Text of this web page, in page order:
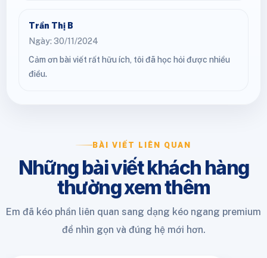
Trần Thị B
Ngày: 30/11/2024
Cảm ơn bài viết rất hữu ích, tôi đã học hỏi được nhiều
điều.
BÀI VIẾT LIÊN QUAN
Những bài viết khách hàng
thường xem thêm
Em đã kéo phần liên quan sang dạng kéo ngang premium
để nhìn gọn và đúng hệ mới hơn.